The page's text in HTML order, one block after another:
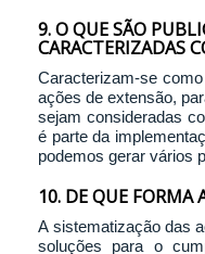
9. O QUE SÃO
CARACTERIZADAS
Caracterizam-se
ações de extensão,
sejam consideradas
é parte da
podemos gerar vários
10. DE QUE FORMA
A sistematização das
soluções para o